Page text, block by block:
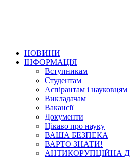
НОВИНИ
ІНФОРМАЦІЯ
Вступникам
Студентам
Аспірантам і науковцям
Викладачам
Вакансії
Документи
Цікаво про науку
ВАША БЕЗПЕКА
ВАРТО ЗНАТИ!
АНТИКОРУПЦІЙНА